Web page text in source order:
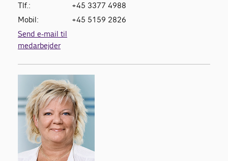
Tlf.:
+45 3377 4988
Mobil:
+45 5159 2826
Send e-mail til
medarbejder